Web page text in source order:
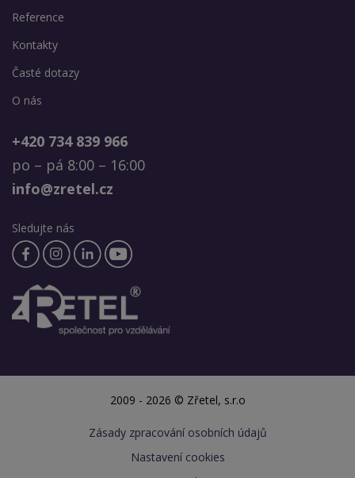
Reference
Kontakty
Časté dotazy
O nás
+420 734 839 966
po – pá 8:00 – 16:00
info@zretel.cz
Sledujte nás
2009 - 2026 © Zřetel, s.r.o
Zásady zpracování osobních údajů
Nastavení cookies